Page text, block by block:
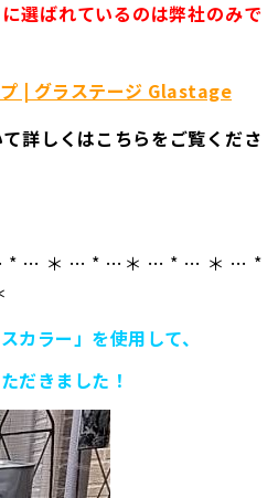
選ばれているのは弊社のみで
| グラステージ Glastage
詳しくはこちらをご覧くださ
* … ＊ … * …＊ … * … ＊ … *
カラー」を使用して、
だきました！